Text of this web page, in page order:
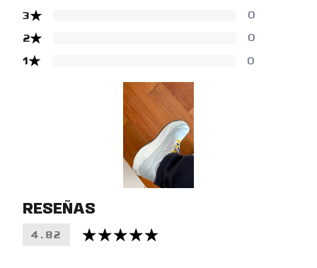
3★ 0
2★ 0
1★ 0
RESEÑAS
4.82